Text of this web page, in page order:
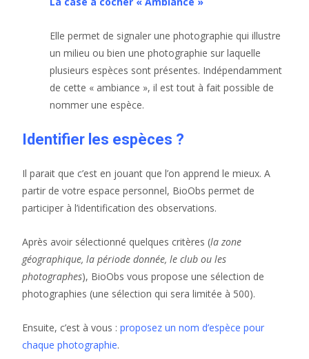
Elle permet de signaler une photographie qui illustre
un milieu ou bien une photographie sur laquelle
plusieurs espèces sont présentes. Indépendamment
de cette « ambiance », il est tout à fait possible de
nommer une espèce.
Identifier les espèces ?
Il parait que c’est en jouant que l’on apprend le mieux. A
partir de votre espace personnel, BioObs permet de
participer à l’identification des observations.
Après avoir sélectionné quelques critères (la zone
géographique, la période donnée, le club ou les
photographes), BioObs vous propose une sélection de
photographies (une sélection qui sera limitée à 500).
Ensuite, c’est à vous : proposez un nom d’espèce pour
chaque photographie.